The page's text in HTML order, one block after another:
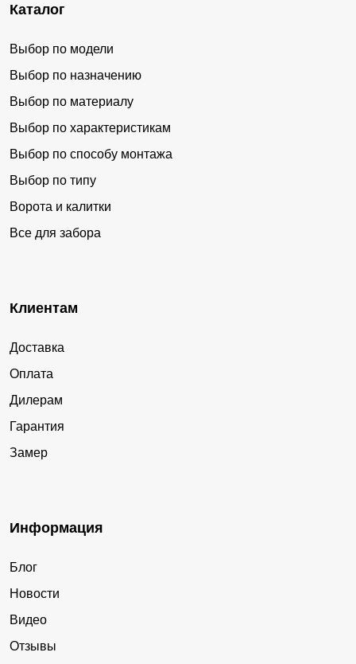
Каталог
Выбор по модели
Выбор по назначению
Выбор по материалу
Выбор по характеристикам
Выбор по способу монтажа
Выбор по типу
Ворота и калитки
Все для забора
Клиентам
Доставка
Оплата
Дилерам
Гарантия
Замер
Информация
Блог
Новости
Видео
Отзывы